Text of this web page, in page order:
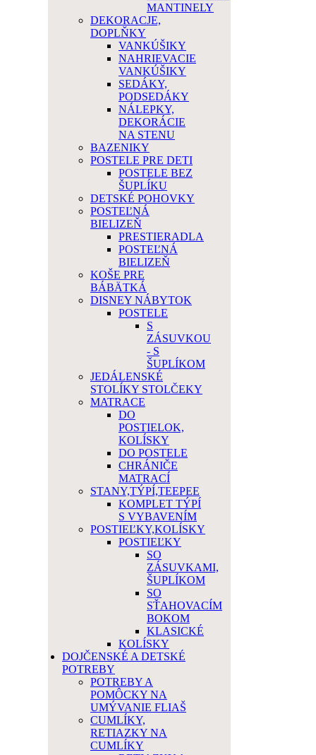
MANTINELY
DEKORACJE,
DOPLŇKY
VANKÚŠIKY
NAHRIEVACIE
VANKÚŠIKY
SEDÁKY,
PODSEDÁKY
NÁLEPKY,
DEKORÁCIE
NA STENU
BAZENIKY
POSTELE PRE DETI
POSTELE BEZ
ŠUPLÍKU
DETSKÉ POHOVKY
POSTEĽNÁ
BIELIZEŇ
PRESTIERADLA
POSTEĽNÁ
BIELIZEŇ
KOŠE PRE
BÁBÄTKÁ
DISNEY NÁBYTOK
POSTELE
S
ZÁSUVKOU
- S
ŠUPLÍKOM
JEDÁLENSKÉ
STOLÍKY STOLČEKY
MATRACE
DO
POSTIELOK,
KOLÍSKY
DO POSTELE
CHRÁNIČE
MATRACÍ
STANY,TÝPÍ,TEEPEE
KOMPLET TÝPÍ
S VYBAVENÍM
POSTIEĽKY,KOLÍSKY
POSTIEĽKY
SO
ZÁSUVKAMI,
ŠUPLÍKOM
SO
SŤAHOVACÍM
BOKOM
KLASICKÉ
KOLÍSKY
DOJČENSKÉ A DETSKÉ
POTREBY
POTREBY A
POMÔCKY NA
UMÝVANIE FLIAŠ
CUMLÍKY,
RETIAZKY NA
CUMLÍKY